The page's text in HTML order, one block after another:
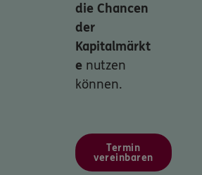
die Chancen
der
Kapitalmärkt
e nutzen
können.
Termin
vereinbaren